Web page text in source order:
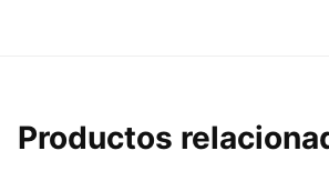
Productos